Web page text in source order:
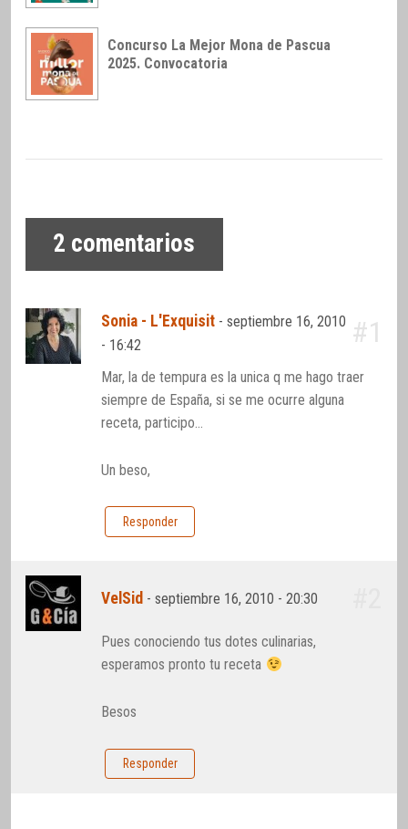
Concurso La Mejor Mona de Pascua
2025. Convocatoria
2 comentarios
Sonia - L'Exquisit -septiembre 16, 2010
- 16:42
#1
Mar, la de tempura es la unica q me hago traer
siempre de España, si se me ocurre alguna
receta, participo…
Un beso,
Responder
VelSid -septiembre 16, 2010 - 20:30
Pues conociendo tus dotes culinarias,
esperamos pronto tu receta
Besos
Responder